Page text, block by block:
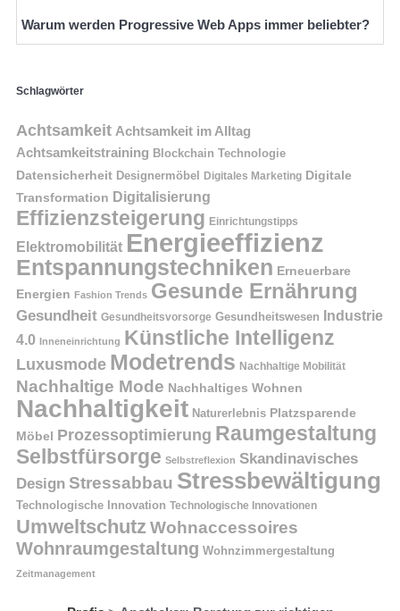
Warum werden Progressive Web Apps immer beliebter?
Schlagwörter
Achtsamkeit Achtsamkeit im Alltag
Achtsamkeitstraining Blockchain Technologie
Datensicherheit Designermöbel Digitales Marketing Digitale
Transformation Digitalisierung
Effizienzsteigerung Einrichtungstipps
Elektromobilität Energieeffizienz
Entspannungstechniken Erneuerbare
Energien Fashion Trends Gesunde Ernährung
Gesundheit Gesundheitsvorsorge Gesundheitswesen Industrie
4.0 Inneneinrichtung Künstliche Intelligenz
Luxusmode Modetrends Nachhaltige Mobilität
Nachhaltige Mode Nachhaltiges Wohnen
Nachhaltigkeit Naturerlebnis Platzsparende
Möbel
Prozessoptimierung Raumgestaltung
Selbstfürsorge Selbstreflexion Skandinavisches
Design Stressabbau Stressbewältigung
Technologische Innovation Technologische Innovationen
Umweltschutz Wohnaccessoires
Wohnraumgestaltung Wohnzimmergestaltung
Zeitmanagement